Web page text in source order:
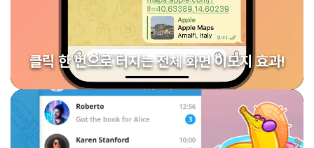
클릭 한 번으로 터지는 전체 화면 이모지 효과!